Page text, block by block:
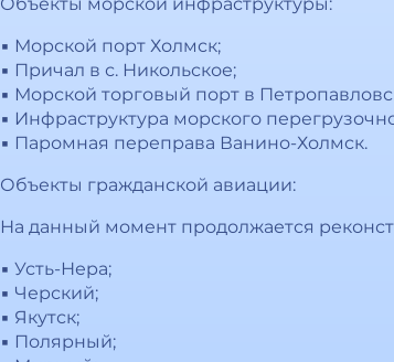
▪️ Морской порт Холмск;
▪️ Причал в с. Никольское;
▪️ Морской торговый порт в
▪️ Инфраструктура морского
▪️ Паромная переправа Ванино-Холмск.
Объекты гражданской авиации:
На данный момент продолжается
▪️ Усть-Нера;
▪️ Черский;
▪️ Якутск;
▪️ Полярный;